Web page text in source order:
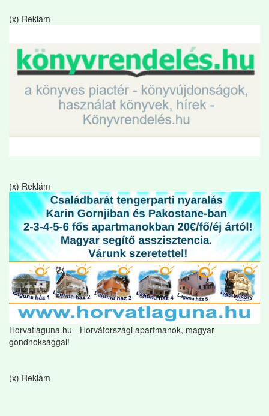
(x) Reklám
(x) Reklám
Horvatlaguna.hu - Horvátországi apartmanok, magyar
gondnoksággal!
(x) Reklám